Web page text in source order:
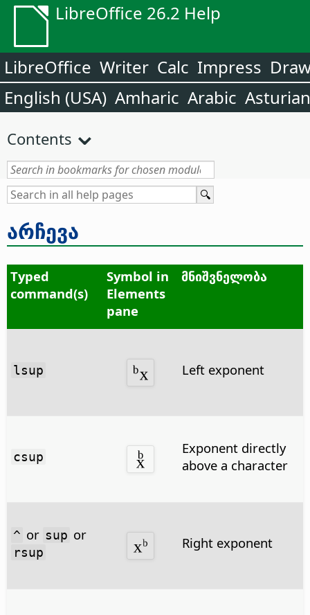
LibreOffice 26.2 Help
LibreOffice Writer Calc Impress
English (USA) Amharic Arabic Asturian
Contents
არჩევა
Typed
command(s)
Symbol in
Elements
pane
მნიშვნელობა
lsup Left exponent
csup
Exponent directly
above a character
^ or sup or
rsup
Right exponent